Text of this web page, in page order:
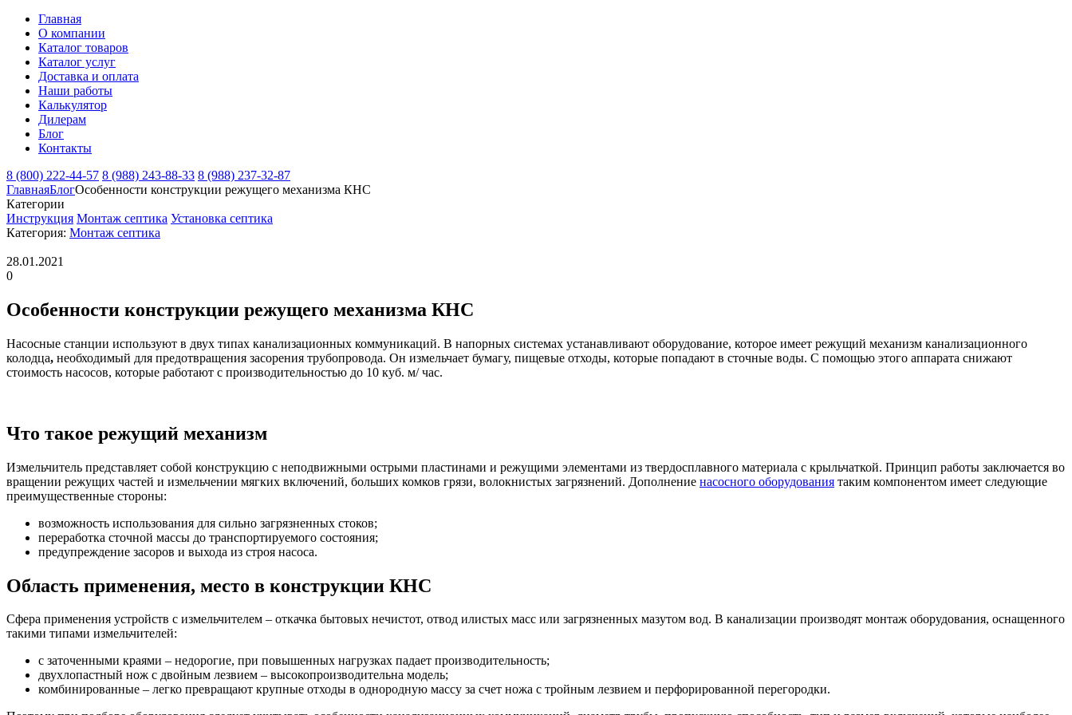
Главная
О компании
Каталог товаров
Каталог услуг
Доставка и оплата
Наши работы
Калькулятор
Дилерам
Блог
Контакты
8 (800) 222-44-57 8 (988) 243-88-33 8 (988) 237-32-87
ГлавнаяБлогОсобенности конструкции режущего механизма КНС
Категории
Инструкция Монтаж септика Установка септика
Категория: Монтаж септика
28.01.2021
0
Особенности конструкции режущего механизма КНС
Насосные станции используют в двух типах канализационных коммуникаций. В напорных системах устанавливают оборудование, которое имеет режущий механизм канализационного
колодца, необходимый для предотвращения засорения трубопровода. Он измельчает бумагу, пищевые отходы, которые попадают в сточные воды. С помощью этого аппарата снижают
стоимость насосов, которые работают с производительностью до 10 куб. м/ час.
Что такое режущий механизм
Измельчитель представляет собой конструкцию с неподвижными острыми пластинами и режущими элементами из твердосплавного материала с крыльчаткой. Принцип работы заключается во
вращении режущих частей и измельчении мягких включений, больших комков грязи, волокнистых загрязнений. Дополнение насосного оборудования таким компонентом имеет следующие
преимущественные стороны:
возможность использования для сильно загрязненных стоков;
переработка сточной массы до транспортируемого состояния;
предупреждение засоров и выхода из строя насоса.
Область применения, место в конструкции КНС
Сфера применения устройств с измельчителем – откачка бытовых нечистот, отвод илистых масс или загрязненных мазутом вод. В канализации производят монтаж оборудования, оснащенного
такими типами измельчителей:
с заточенными краями – недорогие, при повышенных нагрузках падает производительность;
двухлопастный нож с двойным лезвием – высокопроизводительна модель;
комбинированные – легко превращают крупные отходы в однородную массу за счет ножа с тройным лезвием и перфорированной перегородки.